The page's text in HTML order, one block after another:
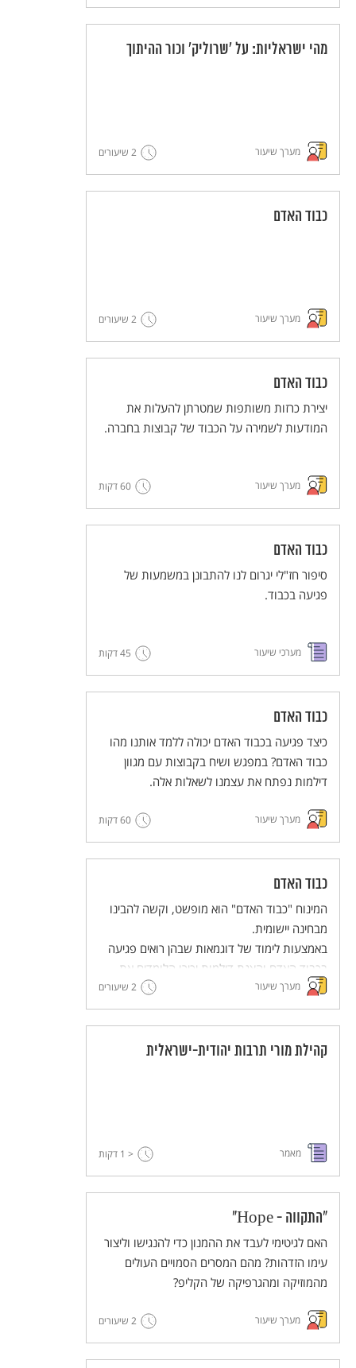
מהי ישראליות: על 'שרוליק' וכור ההיתוך
מערך שיעור 2 שיעורים
כבוד האדם
מערך שיעור 2 שיעורים
כבוד האדם
יצירת כרזות משותפות שמטרתן להעלות את
המודעות לשמירה על הכבוד של קבוצות בחברה.
מערך שיעור 60 דקות
כבוד האדם
סיפור חז"לי יגרום לנו להתבונן במשמעות של
פגיעה בכבוד.
מערכי שיעור 45 דקות
כבוד האדם
כיצד פגיעה בכבוד האדם יכולה ללמד אותנו מהו
כבוד האדם? במפגש ושיח בקבוצות עם מגוון
דילמות נפתח את עצמנו לשאלות אלה.
מערך שיעור 60 דקות
כבוד האדם
המינוח "כבוד האדם" הוא מופשט, וקשה להבינו
מבחינה יישומית.
באמצעות לימוד של דוגמאות שבהן רואים פגיעה
בכבוד האדם והצגת דילמות יכירו הלומדים את
הבסיס לזכויות האדם. למידה זו תוביל אותנו
לחשיבה משותפת – מה אפשר לעשות כדי לקדם
את הערך של שמירה על כבודו של כל אדם.
מערך שיעור 2 שיעורים
קהילת מורי תרבות יהודית-ישראלית
מאמר < 1 דקות
"התקווה - Hope"
האם לגיטימי לעבד את ההמנון כדי להנגישו וליצור
עימו הזדהות? מהם המסרים הסמויים העולים
מהמוזיקה ומהגרפיקה של הקליפ?
מערך שיעור 2 שיעורים